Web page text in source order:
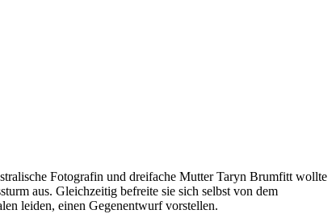
Fotografin und dreifache Mutter Taryn Brumfitt wollte
aus. Gleichzeitig befreite sie sich selbst von dem
leiden, einen Gegenentwurf vorstellen.